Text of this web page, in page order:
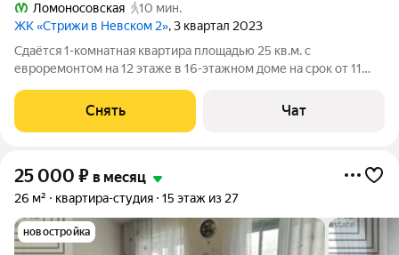
Ломоносовская
10 мин.
ЖК «Стрижи в Невском 2», 3 квартал 2023
Сдаётся 1-комнатная квартира площадью 25 кв.м. с
евроремонтом на 12 этаже в 16-этажном доме на срок от 11
Холодильник Посудомоечная машина Микроволновка
Пылесос Дом - монолитный, окна
Снять Чат
25 000 ₽ в месяц
26 м² квартира-студия 15 этаж из 27
новостройка